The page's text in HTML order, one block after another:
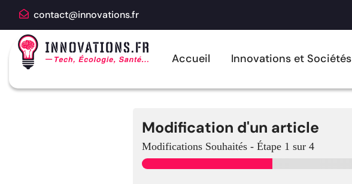
contact@innovations.fr
Accueil Innovations et Sociétés
Modification d'un article
Modifications Souhaités - Étape 1 sur 4